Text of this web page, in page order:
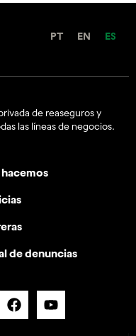
PT EN ES
de reaseguros y
las líneas de negocios.
de denuncias